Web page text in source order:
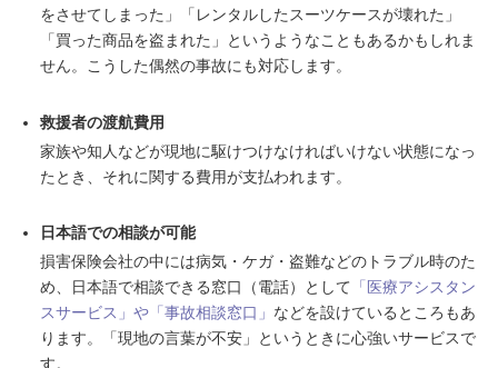
をさせてしまった」「レンタルしたスーツケースが壊れた」
「買った商品を盗まれた」というようなこともあるかもしれま
せん。こうした偶然の事故にも対応します。
救援者の渡航費用
家族や知人などが現地に駆けつけなければいけない状態になっ
たとき、それに関する費用が支払われます。
日本語での相談が可能
損害保険会社の中には病気・ケガ・盗難などのトラブル時のた
め、日本語で相談できる窓口（電話）として 「医療アシスタン
スサービス」や「事故相談窓口」 などを設けているところもあ
ります。「現地の言葉が不安」というときに心強いサービスで
す。